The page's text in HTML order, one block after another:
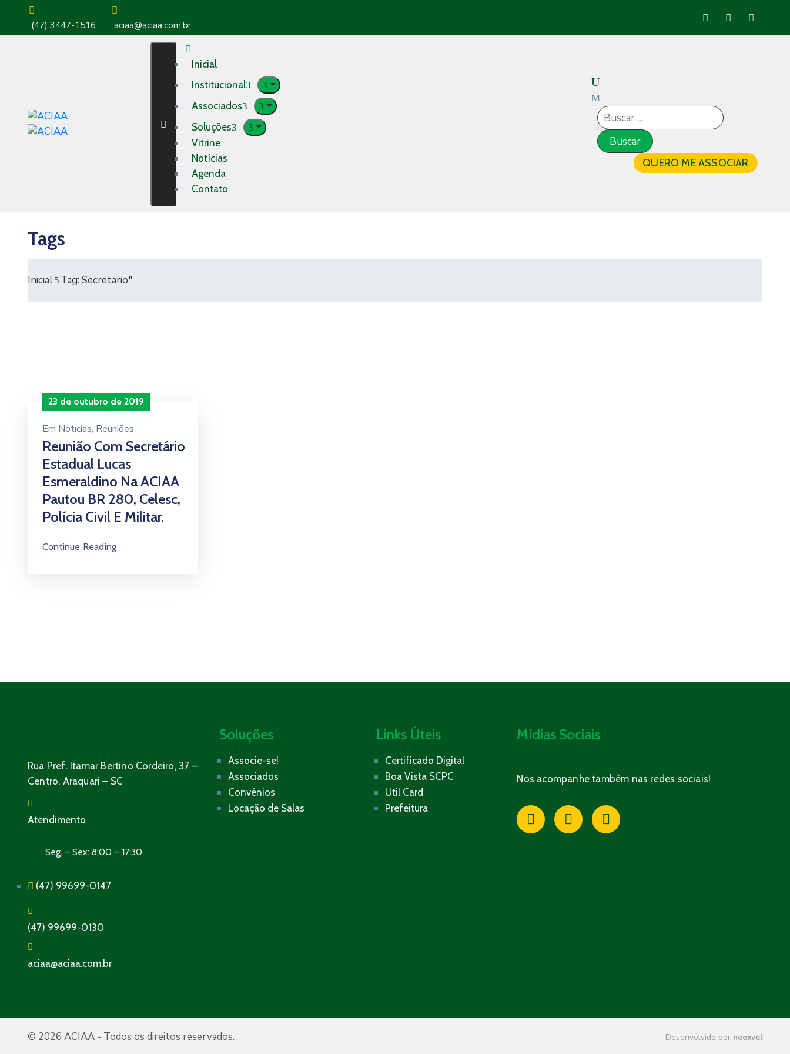
(47) 3447-1516 aciaa@aciaa.com.br
Inicial
Institucional
Associados
Soluções
Vitrine
Notícias
Agenda
Contato
QUERO ME ASSOCIAR
Tags
Inicial Tag: Secretario"
23 de outubro de 2019
Em Notícias‚ Reuniões
Reunião Com Secretário
Estadual Lucas
Esmeraldino Na ACIAA
Pautou BR 280, Celesc,
Polícia Civil E Militar.
Continue Reading
Rua Pref. Itamar Bertino Cordeiro, 37 –
Centro, Araquari – SC
Atendimento
Seg. – Sex: 8:00 – 17:30
(47) 99699-0147
(47) 99699-0130
aciaa@aciaa.com.br
Soluções
Associe-se!
Associados
Convênios
Locação de Salas
Links Úteis
Certificado Digital
Boa Vista SCPC
Util Card
Prefeitura
Mídias Sociais
Nos acompanhe também nas redes sociais!
© 2026 ACIAA - Todos os direitos reservados. Desenvolvido por neexvel